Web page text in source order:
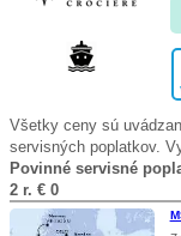
Všetky ceny sú
servisných poplatkov.
Povinné servisné
2 r. € 0